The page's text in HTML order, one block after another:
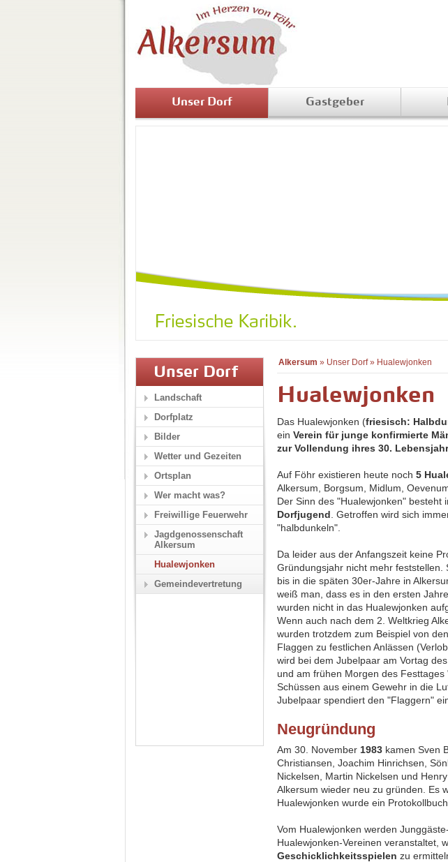
Unser Dorf Gastgeber
Alkersum » Unser Dorf» Hualewjonken
Hualewjonken
Das Hualewjonken (friesisch:
ein Verein für junge konfirmierte
zur Vollendung ihres 30.
Auf Föhr existieren heute noch 5
Alkersum, Borgsum, Midlum,
Der Sinn des "Hualewjonken" besteht
Dorfjugend . Getroffen wird sich
"halbdunkeln".
Da leider aus der Anfangszeit keine
Gründungsjahr nicht mehr
bis in die späten 30er-Jahre in
weiß man, dass es in den ersten
wurden nicht in das Hualewjonken
Wenn auch nach dem 2. Weltkrieg
wurden trotzdem zum Beispiel von
Flaggen zu festlichen Anlässen
wird bei dem Jubelpaar am Vortag
und am frühen Morgen des
Schüssen aus einem Gewehr in die
Jubelpaar spendiert den "Flaggern"
Neugründung
Am 30. November 1983 kamen Sven
Christiansen, Joachim Hinrichsen,
Nickelsen, Martin Nickelsen und
Alkersum wieder neu zu gründen. Es
Hualewjonken wurde ein
Vom Hualewjonken werden
Hualewjonken-Vereinen veranstaltet,
Geschicklichkeitsspielen zu
Unser Dorf
Landschaft
Dorfplatz
Bilder
Wetter und Gezeiten
Ortsplan
Wer macht was?
Freiwillige Feuerwehr
Jagdgenossenschaft
Alkersum
Hualewjonken
Gemeindevertretung